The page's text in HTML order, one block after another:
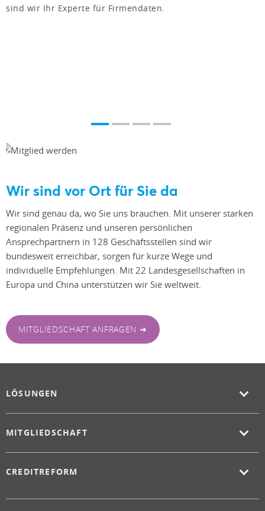
sind wir Ihr Experte für Firmendaten.
Wir sind vor Ort für Sie da
Wir sind genau da, wo Sie uns brauchen. Mit unserer starken
regionalen Präsenz und unseren persönlichen
Ansprechpartnern in 128 Geschäftsstellen sind wir
bundesweit erreichbar, sorgen für kurze Wege und
individuelle Empfehlungen. Mit 22 Landesgesellschaften in
Europa und China unterstützen wir Sie weltweit.
MITGLIEDSCHAFT ANFRAGEN ➜
LÖSUNGEN
MITGLIEDSCHAFT
CREDITREFORM